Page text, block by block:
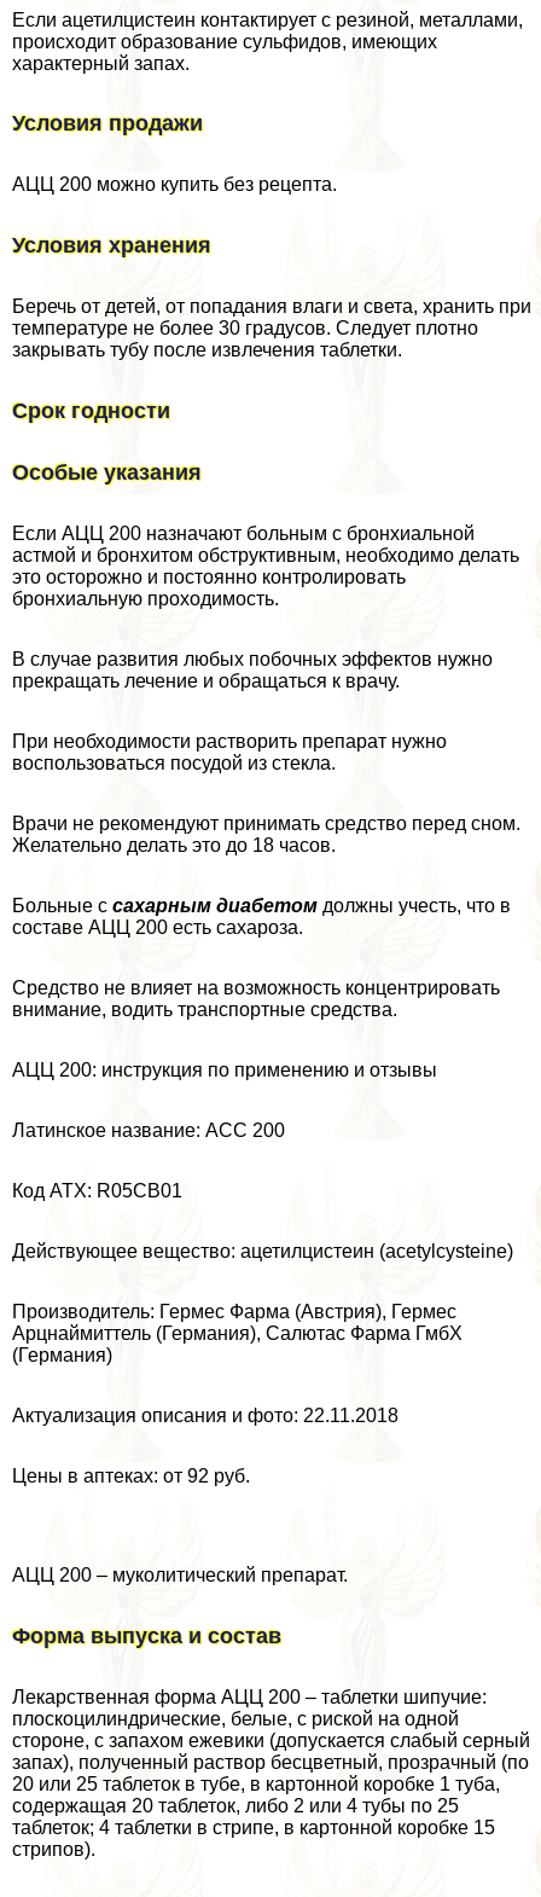
Если ацетилцистеин контактирует с резиной, металлами,
происходит образование сульфидов, имеющих
хаpaктерный запах.
Условия продажи
АЦЦ 200 можно купить без рецепта.
Условия хранения
Беречь от детей, от попадания влаги и света, хранить при
температуре не более 30 градусов. Следует плотно
закрывать тубу после извлечения таблетки.
Срок годности
Особые указания
Если АЦЦ 200 назначают больным с бронхиальной
астмой и бронхитом обструктивным, необходимо делать
это осторожно и постоянно контролировать
бронхиальную проходимость.
В случае развития любых побочных эффектов нужно
прекращать лечение и обращаться к врачу.
При необходимости растворить препарат нужно
воспользоваться посудой из стекла.
Врачи не рекомендуют принимать средство перед сном.
Желательно делать это до 18 часов.
Больные с сахарным диабетом должны учесть, что в
составе АЦЦ 200 есть сахароза.
Средство не влияет на возможность концентрировать
внимание, водить трaнcпортные средства.
АЦЦ 200: инструкция по применению и отзывы
Латинское название: ACC 200
Код ATX: R05CB01
Действующее вещество: ацетилцистеин (acetylcysteine)
Производитель: Гермес Фарма (Австрия), Гермес
Арцнаймиттель (Германия), Салютас Фарма ГмбХ
(Германия)
Актуализация описания и фото: 22.11.2018
Цены в аптеках: от 92 руб.
АЦЦ 200 – муколитический препарат.
Форма выпуска и состав
Лекарственная форма АЦЦ 200 – таблетки шипучие:
плоскоцилиндрические, белые, с риской на одной
стороне, с запахом ежевики (допускается слабый серный
запах), полученный раствор бесцветный, прозрачный (по
20 или 25 таблеток в тубе, в картонной коробке 1 туба,
содержащая 20 таблеток, либо 2 или 4 тубы по 25
таблеток; 4 таблетки в стрипе, в картонной коробке 15
стрипов).